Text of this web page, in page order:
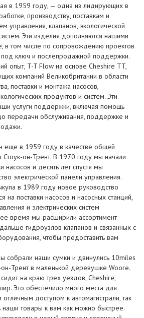
в 1959 году, — одна из лидирующих в
производству, поставкам и
управления, клапанов, экологической
Эти изделия дополняются нашими
в том числе по сопровождению проектов
ключ и послепродажной поддержки.
опыт, T-T Flow на основе Cheshire TT,
компаний Великобритании в области
поставки и монтажа насосов,
продуктов и систем. Эти
услуги поддержки, включая помощь
передачи обслуживания, поддержке и
в 1959 году в качестве общей
он-Трент. В 1970 году мы начали
насосов и десять лет спустя мы
электрической панели управления.
в 1989 году новое руководство
на поставки насосов и насосных станций,
и электрических систем
время мы расширили ассортимент
гидроузлов клапанов и связанных с
чтобы предоставить вам
наши сумки и двинулись 10miles
Трент в маленькой деревушке Woore.
на краю трех уездов, Cheshire,
Это обеспечило много места для
доступом к автомагистрали, так
товары к вам как можно быстрее.